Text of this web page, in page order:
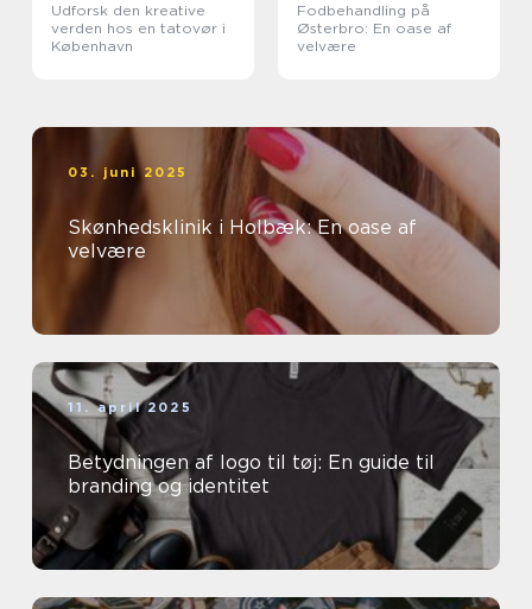
Udforsk den kreative
verden hos en tatovør i
København
Fodbehandling på
Østerbro: En oase af
velvære
03. juni 2025
Skønhedsklinik i Holbæk: En oase af
velvære
11. april 2025
Betydningen af logo til tøj: En guide til
branding og identitet